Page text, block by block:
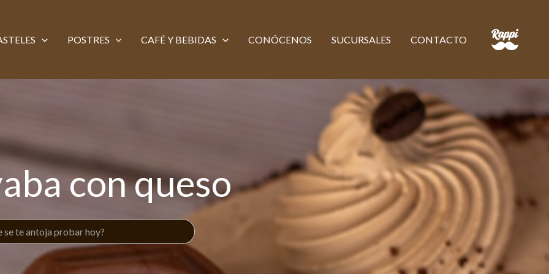
POSTRES CAFÉ Y BEBIDAS CONÓCENOS SUCURSALES CONTACTO
con queso